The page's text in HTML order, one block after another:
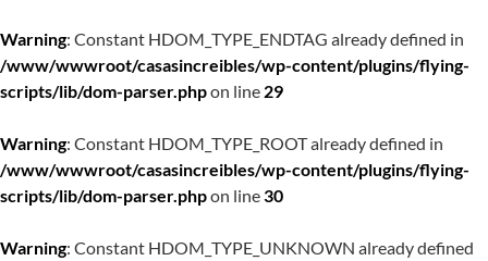
Warning: Constant HDOM_TYPE_ENDTAG already defined in
/www/wwwroot/casasincreibles/wp-content/plugins/flying-
scripts/lib/dom-parser.phpon line 29
Warning: Constant HDOM_TYPE_ROOT already defined in
/www/wwwroot/casasincreibles/wp-content/plugins/flying-
scripts/lib/dom-parser.phpon line30
Warning: Constant HDOM_TYPE_UNKNOWN already defined